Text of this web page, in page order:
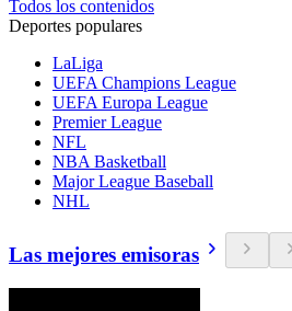
Todos los contenidos
Deportes populares
LaLiga
UEFA Champions League
UEFA Europa League
Premier League
NFL
NBA Basketball
Major League Baseball
NHL
Las mejores emisoras